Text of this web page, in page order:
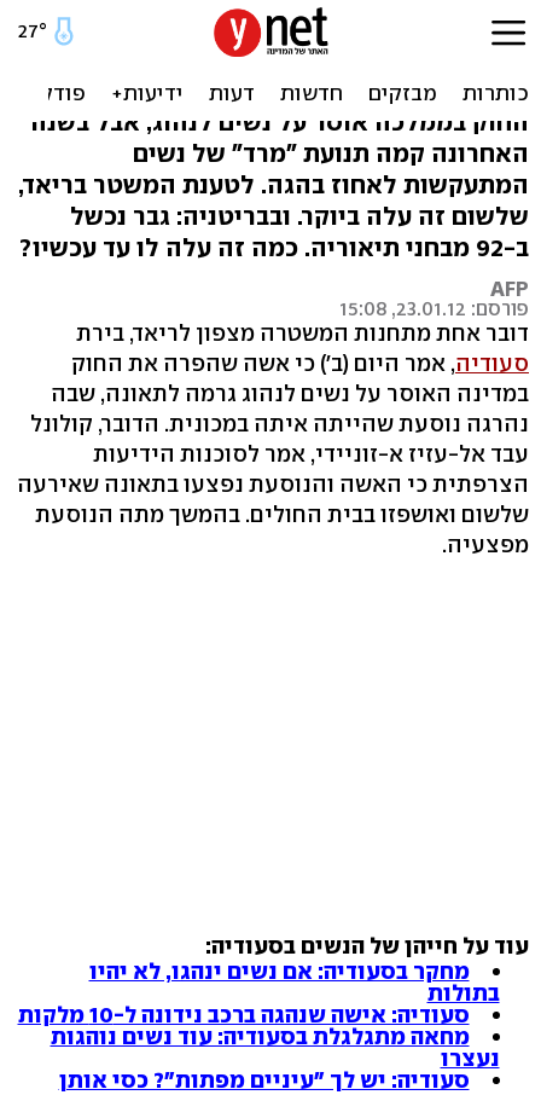
סעודיה: אשה הפרה החוק,
נהגה - והרגה בתאונה
החוק בממלכה אוסר על נשים לנהוג, אבל בשנה
האחרונה קמה תנועת "מרד" של נשים
המתעקשות לאחוז בהגה. לטענת המשטר בריאד,
שלשום זה עלה ביוקר. ובבריטניה: גבר נכשל
ב-92 מבחני תיאוריה. כמה זה עלה לו עד עכשיו?
AFP
פורסם: 23.01.12, 15:08
דובר אחת מתחנות המשטרה מצפון לריאד, בירת
סעודיה, אמר היום (ב') כי אשה שהפרה את החוק
במדינה האוסר על נשים לנהוג גרמה לתאונה, שבה
נהרגה נוסעת שהייתה איתה במכונית. הדובר, קולונל
עבד אל-עזיז א-זוניידי, אמר לסוכנות הידיעות
הצרפתית כי האשה והנוסעת נפצעו בתאונה שאירעה
שלשום ואושפזו בבית החולים. בהמשך מתה הנוסעת
מפצעיה.
עוד על חייהן של הנשים בסעודיה:
מחקר בסעודיה: אם נשים ינהגו, לא יהיו
בתולות
סעודיה: אישה שנהגה ברכב נידונה ל-10 מלקות
מחאה מתגלגלת בסעודיה: עוד נשים נוהגות
נעצרו
סעודיה: יש לך "עיניים מפתות"? כסי אותן